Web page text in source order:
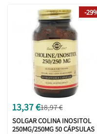
13,37 €18,97 €
SOLGAR COLINA INOSITOL
250MG/250MG 50 CÁPSULAS
-